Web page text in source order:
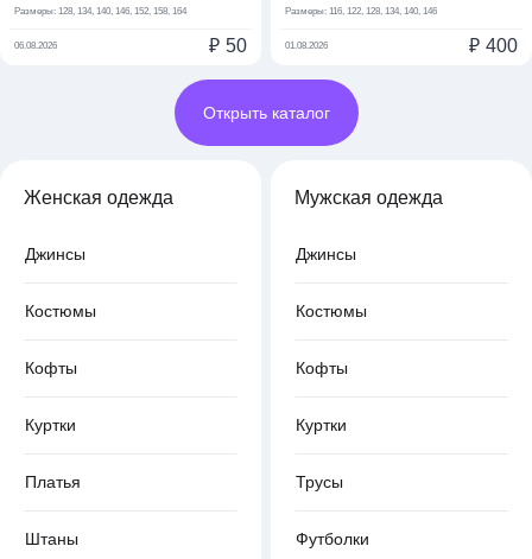
Размеры: 128, 134, 140, 146, 152, 158, 164
06.08.2026 ₽ 50
Размеры: 116, 122, 128, 134, 140, 146
01.08.2026 ₽ 400
Открыть каталог
Женская одежда
Джинсы
Костюмы
Кофты
Куртки
Платья
Штаны
Мужская одежда
Джинсы
Костюмы
Кофты
Куртки
Трусы
Футболки